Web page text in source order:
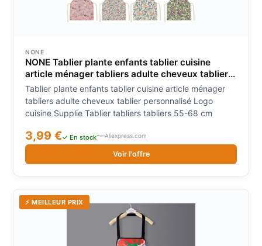
NONE
NONE Tablier plante enfants tablier cuisine
article ménager tabliers adulte cheveux tablier
personnalisé Logo cuisine Supplie Tablier
tabliers tabliers 55-68 cm
Tablier plante enfants tablier cuisine article ménager
tabliers adulte cheveux tablier personnalisé Logo
cuisine Supplie Tablier tabliers tabliers 55-68 cm
3,99 €✓ En stock Aliexpress.com
Voir l'offre
⚡ MEILLEUR PRIX